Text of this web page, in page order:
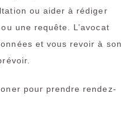
ou aider à rédiger
une requête. L’avocat
et vous revoir à son
pour prendre rendez-